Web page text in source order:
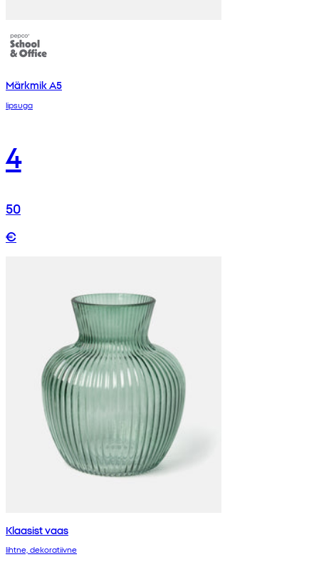
Märkmik A5
lipsuga
4
50
€
Klaasist vaas
lihtne, dekoratiivne